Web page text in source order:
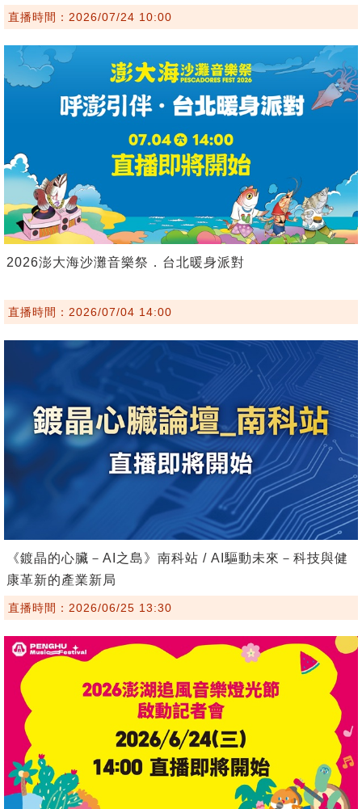
直播時間：2026/07/24 10:00
2026澎大海沙灘音樂祭．台北暖身派對
直播時間：2026/07/04 14:00
《鍍晶的心臟－AI之島》南科站 / AI驅動未來－科技與健
康革新的產業新局
直播時間：2026/06/25 13:30